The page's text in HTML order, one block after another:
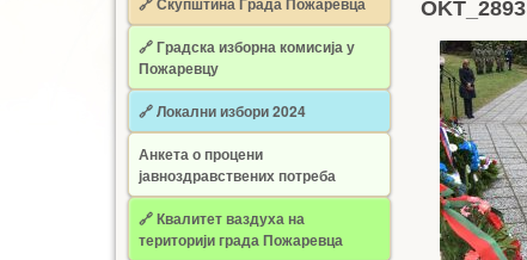
🔗Градска изборна комисија у
Пожаревцу
🔗 Локални избори 2024
Анкета о процени
јавноздравствених потреба
🔗 Квалитет ваздуха на
територији града Пожаревца
OKT_2893